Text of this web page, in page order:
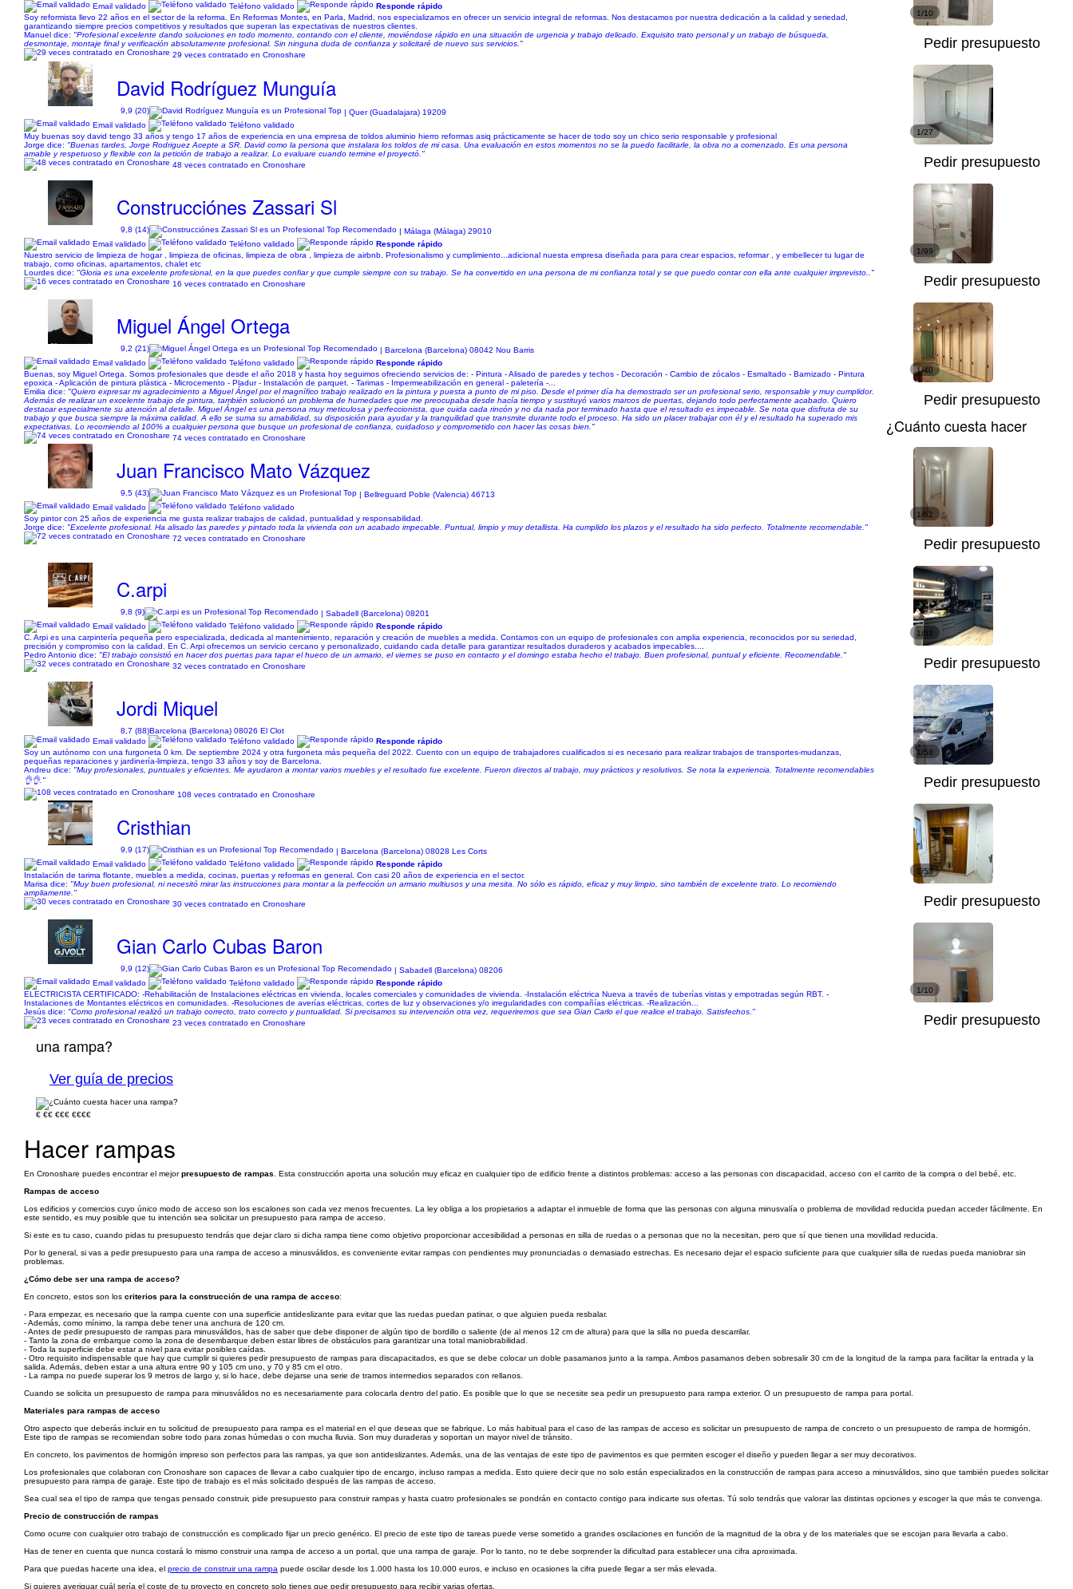
Email validado
Teléfono validado
Responde rápido
Soy reformista llevo 22 años en el sector de la reforma. En Reformas Montes, en Parla, Madrid, nos especializamos en ofrecer un servicio integral de reformas. Nos destacamos por nuestra dedicación a la calidad y seriedad,
garantizando siempre precios competitivos y resultados que superan las expectativas de nuestros clientes.
Manuel dice: "Profesional excelente dando soluciones en todo momento, contando con el cliente, moviéndose rápido en una situación de urgencia y trabajo delicado. Exquisito trato personal y un trabajo de búsqueda,
desmontaje, montaje final y verificación absolutamente profesional. Sin ninguna duda de confianza y solicitaré de nuevo sus servicios."
29 veces contratado en Cronoshare
1/10
Pedir presupuesto
David Rodríguez Munguía
9,9 (20)
| Quer (Guadalajara) 19209
Email validado
Teléfono validado
Muy buenas soy david tengo 33 años y tengo 17 años de experiencia en una empresa de toldos aluminio hierro reformas asiq prácticamente se hacer de todo soy un chico serio responsable y profesional
Jorge dice: "Buenas tardes, Jorge Rodriguez Acepte a SR. David como la persona que instalara los toldos de mi casa. Una evaluación en estos momentos no se la puedo facilitarle, la obra no a comenzado. Es una persona
amable y respetuoso y flexible con la petición de trabajo a realizar. Lo evaluare cuando termine el proyectó."
48 veces contratado en Cronoshare
1/27
Pedir presupuesto
Construcciónes Zassari Sl
9,8 (14)
| Málaga (Málaga) 29010
Email validado
Teléfono validado
Responde rápido
Nuestro servicio de limpieza de hogar , limpieza de oficinas, limpieza de obra , limpieza de airbnb. Profesionalismo y cumplimiento...adicional nuesta empresa diseñada para para crear espacios, reformar , y embellecer tu lugar de
trabajo, como oficinas, apartamentos, chalet etc
Lourdes dice: "Gloria es una excelente profesional, en la que puedes confiar y que cumple siempre con su trabajo. Se ha convertido en una persona de mi confianza total y se que puedo contar con ella ante cualquier imprevisto.."
16 veces contratado en Cronoshare
1/99
Pedir presupuesto
Miguel Ángel Ortega
9,2 (21)
| Barcelona (Barcelona) 08042 Nou Barris
Email validado
Teléfono validado
Responde rápido
Buenas, soy Miguel Ortega. Somos profesionales que desde el año 2018 y hasta hoy seguimos ofreciendo servicios de: - Pintura - Alisado de paredes y techos - Decoración - Cambio de zócalos - Esmaltado - Barnizado - Pintura
epoxica -︎︎ Aplicación de pintura plástica - Microcemento - Pladur - Instalación de parquet. - Tarimas - Impermeabilización en general - paletería -...
Emilia dice: "Quiero expresar mi agradecimiento a Miguel Ángel por el magnífico trabajo realizado en la pintura y puesta a punto de mi piso. Desde el primer día ha demostrado ser un profesional serio, responsable y muy cumplidor.
Además de realizar un excelente trabajo de pintura, también solucionó un problema de humedades que me preocupaba desde hacía tiempo y sustituyó varios marcos de puertas, dejando todo perfectamente acabado. Quiero
destacar especialmente su atención al detalle. Miguel Ángel es una persona muy meticulosa y perfeccionista, que cuida cada rincón y no da nada por terminado hasta que el resultado es impecable. Se nota que disfruta de su
trabajo y que busca siempre la máxima calidad. A ello se suma su amabilidad, su disposición para ayudar y la tranquilidad que transmite durante todo el proceso. Ha sido un placer trabajar con él y el resultado ha superado mis
expectativas. Lo recomiendo al 100% a cualquier persona que busque un profesional de confianza, cuidadoso y comprometido con hacer las cosas bien."
74 veces contratado en Cronoshare
1/40
Pedir presupuesto
Juan Francisco Mato Vázquez
9,5 (43)
| Bellreguard Poble (Valencia) 46713
Email validado
Teléfono validado
Soy pintor con 25 años de experiencia me gusta realizar trabajos de calidad, puntualidad y responsabilidad.
Jorge dice: "Excelente profesional. Ha alisado las paredes y pintado toda la vivienda con un acabado impecable. Puntual, limpio y muy detallista. Ha cumplido los plazos y el resultado ha sido perfecto. Totalmente recomendable."
72 veces contratado en Cronoshare
1/62
Pedir presupuesto
C.arpi
9,8 (9)
| Sabadell (Barcelona) 08201
Email validado
Teléfono validado
Responde rápido
C. Arpi es una carpintería pequeña pero especializada, dedicada al mantenimiento, reparación y creación de muebles a medida. Contamos con un equipo de profesionales con amplia experiencia, reconocidos por su seriedad,
precisión y compromiso con la calidad. En C. Arpi ofrecemos un servicio cercano y personalizado, cuidando cada detalle para garantizar resultados duraderos y acabados impecables....
Pedro Antonio dice: "El trabajo consistió en hacer dos puertas para tapar el hueco de un armario, el viernes se puso en contacto y el domingo estaba hecho el trabajo. Buen profesional, puntual y eficiente. Recomendable."
32 veces contratado en Cronoshare
1/33
Pedir presupuesto
Jordi Miquel
8,7 (88)Barcelona (Barcelona) 08026 El Clot
Email validado
Teléfono validado
Responde rápido
Soy un autónomo con una furgoneta 0 km. De septiembre 2024 y otra furgoneta más pequeña del 2022. Cuento con un equipo de trabajadores cualificados si es necesario para realizar trabajos de transportes-mudanzas,
pequeñas reparaciones y jardinería-limpieza, tengo 33 años y soy de Barcelona.
Andreu dice: "Muy profesionales, puntuales y eficientes. Me ayudaron a montar varios muebles y el resultado fue excelente. Fueron directos al trabajo, muy prácticos y resolutivos. Se nota la experiencia. Totalmente recomendables
👌👌."
108 veces contratado en Cronoshare
1/58
Pedir presupuesto
Cristhian
9,9 (17)
| Barcelona (Barcelona) 08028 Les Corts
Email validado
Teléfono validado
Responde rápido
Instalación de tarima flotante, muebles a medida, cocinas, puertas y reformas en general. Con casi 20 años de experiencia en el sector.
Marisa dice: "Muy buen profesional, ni necesitó mirar las instrucciones para montar a la perfección un armario multiusos y una mesita. No sólo es rápido, eficaz y muy limpio, sino también de excelente trato. Lo recomiendo
ampliamente."
30 veces contratado en Cronoshare
1/53
Pedir presupuesto
Gian Carlo Cubas Baron
9,9 (12)
| Sabadell (Barcelona) 08206
Email validado
Teléfono validado
Responde rápido
ELECTRICISTA CERTIFICADO: -Rehabilitación de Instalaciones eléctricas en vivienda, locales comerciales y comunidades de vivienda. -Instalación eléctrica Nueva a través de tuberías vistas y empotradas según RBT. -
Instalaciones de Montantes eléctricos en comunidades. -Resoluciones de averías eléctricas, cortes de luz y observaciones y/o irregularidades con compañías eléctricas. -Realización...
Jesús dice: "Como profesional realizó un trabajo correcto, trato correcto y puntualidad. Si precisamos su intervención otra vez, requeriremos que sea Gian Carlo el que realice el trabajo. Satisfechos."
23 veces contratado en Cronoshare
1/10
Pedir presupuesto
¿Cuánto cuesta hacer
una rampa?
Ver guía de precios
€ €€ €€€ €€€€
Hacer rampas
En Cronoshare puedes encontrar el mejorpresupuesto de rampas . Esta construcción aporta una solución muy eficaz en cualquier tipo de edificio frente a distintos problemas: acceso a las personas con discapacidad, acceso con el carrito de la compra o del bebé, etc.
Rampas de acceso
Los edificios y comercios cuyo único modo de acceso son los escalones son cada vez menos frecuentes. La ley obliga a los propietarios a adaptar el inmueble de forma que las personas con alguna minusvalía o problema de movilidad reducida puedan acceder fácilmente. En
este sentido, es muy posible que tu intención sea solicitar un presupuesto para rampa de acceso.
Si este es tu caso, cuando pidas tu presupuesto tendrás que dejar claro si dicha rampa tiene como objetivo proporcionar accesibilidad a personas en silla de ruedas o a personas que no la necesitan, pero que sí que tienen una movilidad reducida.
Por lo general, si vas a pedir presupuesto para una rampa de acceso a minusválidos, es conveniente evitar rampas con pendientes muy pronunciadas o demasiado estrechas. Es necesario dejar el espacio suficiente para que cualquier silla de ruedas pueda maniobrar sin
problemas.
¿Cómo debe ser una rampa de acceso?
En concreto, estos son los criterios para la construcción de una rampa de acceso:
- Para empezar, es necesario que la rampa cuente con una superficie antideslizante para evitar que las ruedas puedan patinar, o que alguien pueda resbalar.
- Además, como mínimo, la rampa debe tener una anchura de 120 cm.
- Antes de pedir presupuesto de rampas para minusválidos, has de saber que debe disponer de algún tipo de bordillo o saliente (de al menos 12 cm de altura) para que la silla no pueda descarrilar.
- Tanto la zona de embarque como la zona de desembarque deben estar libres de obstáculos para garantizar una total maniobrabilidad.
- Toda la superficie debe estar a nivel para evitar posibles caídas.
- Otro requisito indispensable que hay que cumplir si quieres pedir presupuesto de rampas para discapacitados, es que se debe colocar un doble pasamanos junto a la rampa. Ambos pasamanos deben sobresalir 30 cm de la longitud de la rampa para facilitar la entrada y la
salida. Además, deben estar a una altura entre 90 y 105 cm uno, y 70 y 85 cm el otro.
- La rampa no puede superar los 9 metros de largo y, si lo hace, debe dejarse una serie de tramos intermedios separados con rellanos.
Cuando se solicita un presupuesto de rampa para minusválidos no es necesariamente para colocarla dentro del patio. Es posible que lo que se necesite sea pedir un presupuesto para rampa exterior. O un presupuesto de rampa para portal.
Materiales para rampas de acceso
Otro aspecto que deberás incluir en tu solicitud de presupuesto para rampa es el material en el que deseas que se fabrique. Lo más habitual para el caso de las rampas de acceso es solicitar un presupuesto de rampa de concreto o un presupuesto de rampa de hormigón.
Este tipo de rampas se recomiendan sobre todo para zonas húmedas o con mucha lluvia. Son muy duraderas y soportan un mayor nivel de tránsito.
En concreto, los pavimentos de hormigón impreso son perfectos para las rampas, ya que son antideslizantes. Además, una de las ventajas de este tipo de pavimentos es que permiten escoger el diseño y pueden llegar a ser muy decorativos.
Los profesionales que colaboran con Cronoshare son capaces de llevar a cabo cualquier tipo de encargo, incluso rampas a medida. Esto quiere decir que no solo están especializados en la construcción de rampas para acceso a minusválidos, sino que también puedes solicitar
presupuesto para rampa de garaje. Este tipo de trabajo es el más solicitado después de las rampas de acceso.
Sea cual sea el tipo de rampa que tengas pensado construir, pide presupuesto para construir rampas y hasta cuatro profesionales se pondrán en contacto contigo para indicarte sus ofertas. Tú solo tendrás que valorar las distintas opciones y escoger la que más te convenga.
Precio de construcción de rampas
Como ocurre con cualquier otro trabajo de construcción es complicado fijar un precio genérico. El precio de este tipo de tareas puede verse sometido a grandes oscilaciones en función de la magnitud de la obra y de los materiales que se escojan para llevarla a cabo.
Has de tener en cuenta que nunca costará lo mismo construir una rampa de acceso a un portal, que una rampa de garaje. Por lo tanto, no te debe sorprender la dificultad para establecer una cifra aproximada.
Para que puedas hacerte una idea, el precio de construir una rampa puede oscilar desde los 1.000 hasta los 10.000 euros, e incluso en ocasiones la cifra puede llegar a ser más elevada.
Si quieres averiguar cuál sería el coste de tu proyecto en concreto solo tienes que pedir presupuesto para recibir varias ofertas.